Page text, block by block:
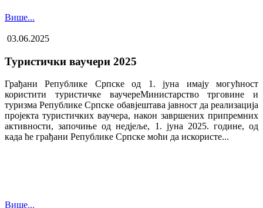
Више...
03.06.2025
Туристички ваучери 2025
Грађани Републике Српске од 1. јуна имају могућност
користити туристичке ваучере​Министарство трговине и
туризма Републике Српске обавјештава јавност да реализација
пројекта туристичких ваучера, након завршених припремних
активности, започиње од недјеље, 1. јуна 2025. године, од
када ће грађани Републике Српске моћи да искористе...
Више...